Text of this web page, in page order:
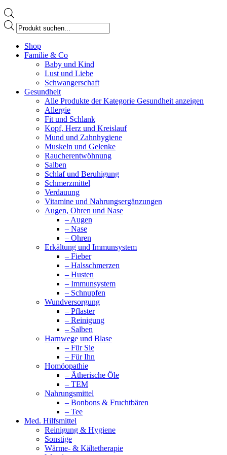
Products
search
page
opens
Shop
Familie & Co
Baby und Kind
Lust und Liebe
Schwangerschaft
Gesundheit
Alle Produkte der Kategorie Gesundheit anzeigen
Allergie
Fit und Schlank
Kopf, Herz und Kreislauf
Mund und Zahnhygiene
Muskeln und Gelenke
Raucherentwöhnung
Salben
Schlaf und Beruhigung
Schmerzmittel
Verdauung
Vitamine und Nahrungsergänzungen
Augen, Ohren und Nase
– Augen
– Nase
– Ohren
Erkältung und Immunsystem
– Fieber
– Halsschmerzen
– Husten
– Immunsystem
– Schnupfen
Wundversorgung
– Pflaster
– Reinigung
– Salben
Harnwege und Blase
– Für Sie
– Für Ihn
Homöopathie
– Ätherische Öle
– TEM
Nahrungsmittel
– Bonbons & Fruchtbären
– Tee
Med. Hilfsmittel
Reinigung & Hygiene
Sonstige
Wärme- & Kältetherapie